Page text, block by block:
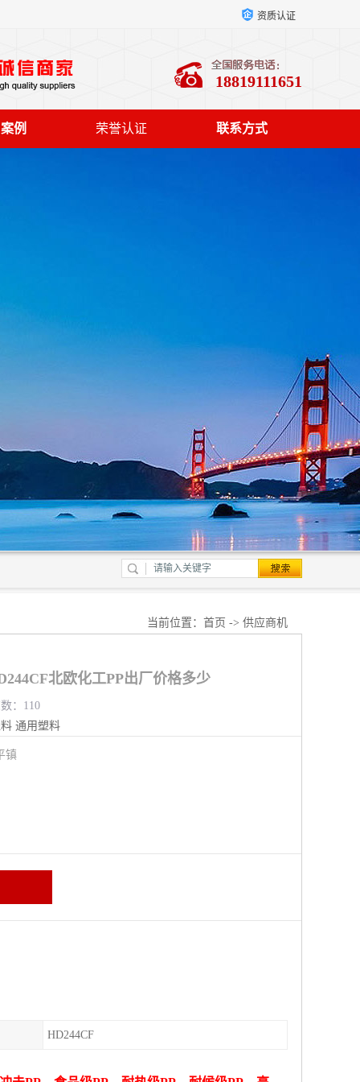
资质认证
18819111651
例 荣誉认证 联系方式
当前位置： 首页 -> 供应商机
北欧化工PP出厂价格多少
：110
通用塑料
镇
HD244CF